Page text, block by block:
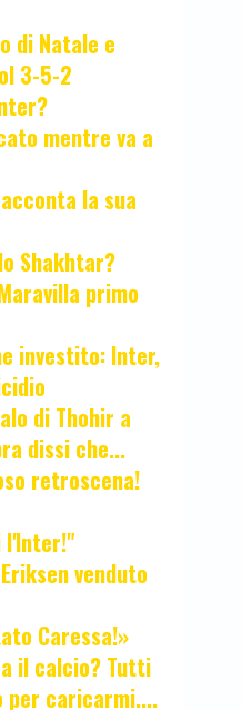
di Natale e
3-5-2
mentre va a
la sua
Shakhtar?
primo
investito: Inter,
di Thohir a
dissi che...
retroscena!
l'Inter!"
venduto
Caressa!»
il calcio? Tutti
per caricarmi....